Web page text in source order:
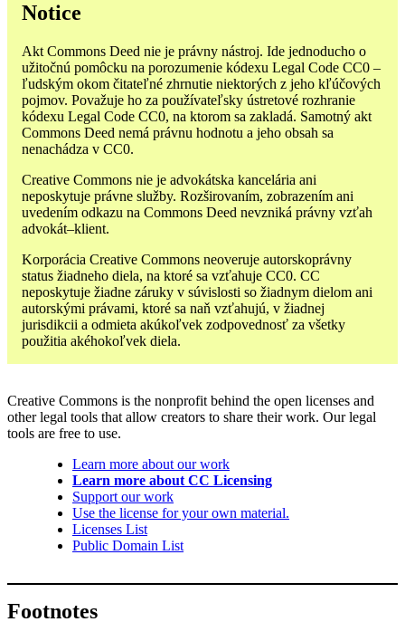
Notice
Akt Commons Deed nie je právny nástroj. Ide jednoducho o
užitočnú pomôcku na porozumenie kódexu Legal Code CC0 –
ľudským okom čitateľné zhrnutie niektorých z jeho kľúčových
pojmov. Považuje ho za používateľsky ústretové rozhranie
kódexu Legal Code CC0, na ktorom sa zakladá. Samotný akt
Commons Deed nemá právnu hodnotu a jeho obsah sa
nenachádza v CC0.
Creative Commons nie je advokátska kancelária ani
neposkytuje právne služby. Rozširovaním, zobrazením ani
uvedením odkazu na Commons Deed nevzniká právny vzťah
advokát–klient.
Korporácia Creative Commons neoveruje autorskoprávny
status žiadneho diela, na ktoré sa vzťahuje CC0. CC
neposkytuje žiadne záruky v súvislosti so žiadnym dielom ani
autorskými právami, ktoré sa naň vzťahujú, v žiadnej
jurisdikcii a odmieta akúkoľvek zodpovednosť za všetky
použitia akéhokoľvek diela.
Creative Commons is the nonprofit behind the open licenses and
other legal tools that allow creators to share their work. Our legal
tools are free to use.
Learn more about our work
Learn more about CC Licensing
Support our work
Use the license for your own material.
Licenses List
Public Domain List
Footnotes